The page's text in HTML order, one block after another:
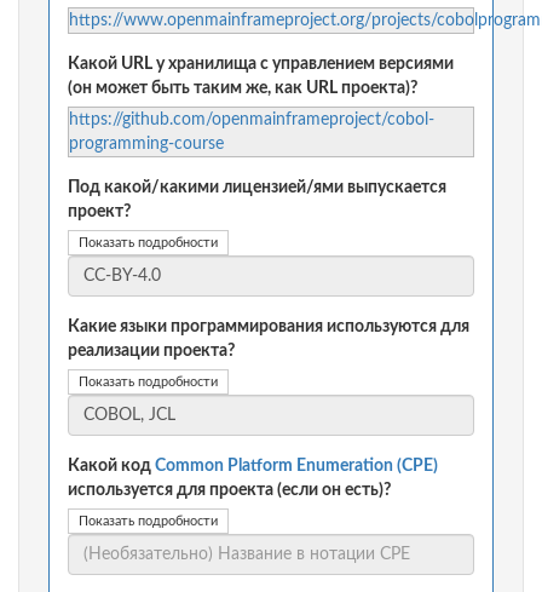
https://www.openmainframeproject.org/projects/
Какой URL у хранилища с управлением версиями
(он может быть таким же, как URL проекта)?
https://github.com/openmainframeproject/cobol-
programming-course
Под какой/какими лицензией/ями выпускается
проект?
Показать подробности
Какие языки программирования используются для
реализации проекта?
Показать подробности
Какой код Common Platform Enumeration (CPE)
используется для проекта (если он есть)?
Показать подробности